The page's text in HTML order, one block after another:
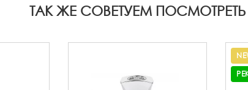
ТАК ЖЕ СОВЕТУЕМ ПОСМОТРЕТЬ